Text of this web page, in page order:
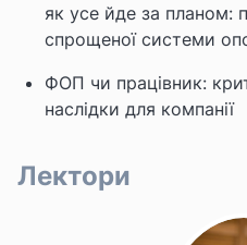
як усе йде за
спрощеної системи
ФОП чи працівник:
наслідки для компанії
Лектори